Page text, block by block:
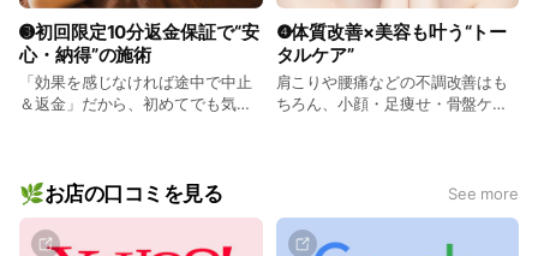
＊骨盤のゆがみ・姿勢改善・足痩せ・美容整体
📍 三鷹駅南口徒歩2分／三鷹市下連雀3丁目
🧘‍♀️完全予約制・感染症対策徹底・強引な勧誘なし
「どこに行ってもダメだった…」そんな方こそ、ぜひ一度お試
しください。
➌初回限定10分返金保証で“安
心・納得”の施術
「効果を感じなければ途中で中止
＆返金」だから、初めてでも気軽
❹体質改善×美容も叶う“トー
タルケア”
肩こりや腰痛などの不調改善はも
ちろん、小顔・足痩せ・骨盤ケア
🌿お店の口コミを見る See more